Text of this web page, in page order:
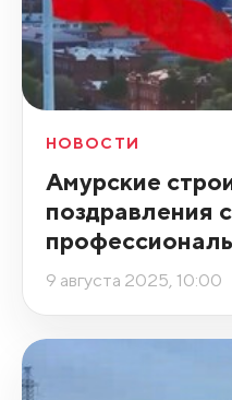
НОВОСТИ
Амурские
поздравления с
9 августа 2025, 10:00